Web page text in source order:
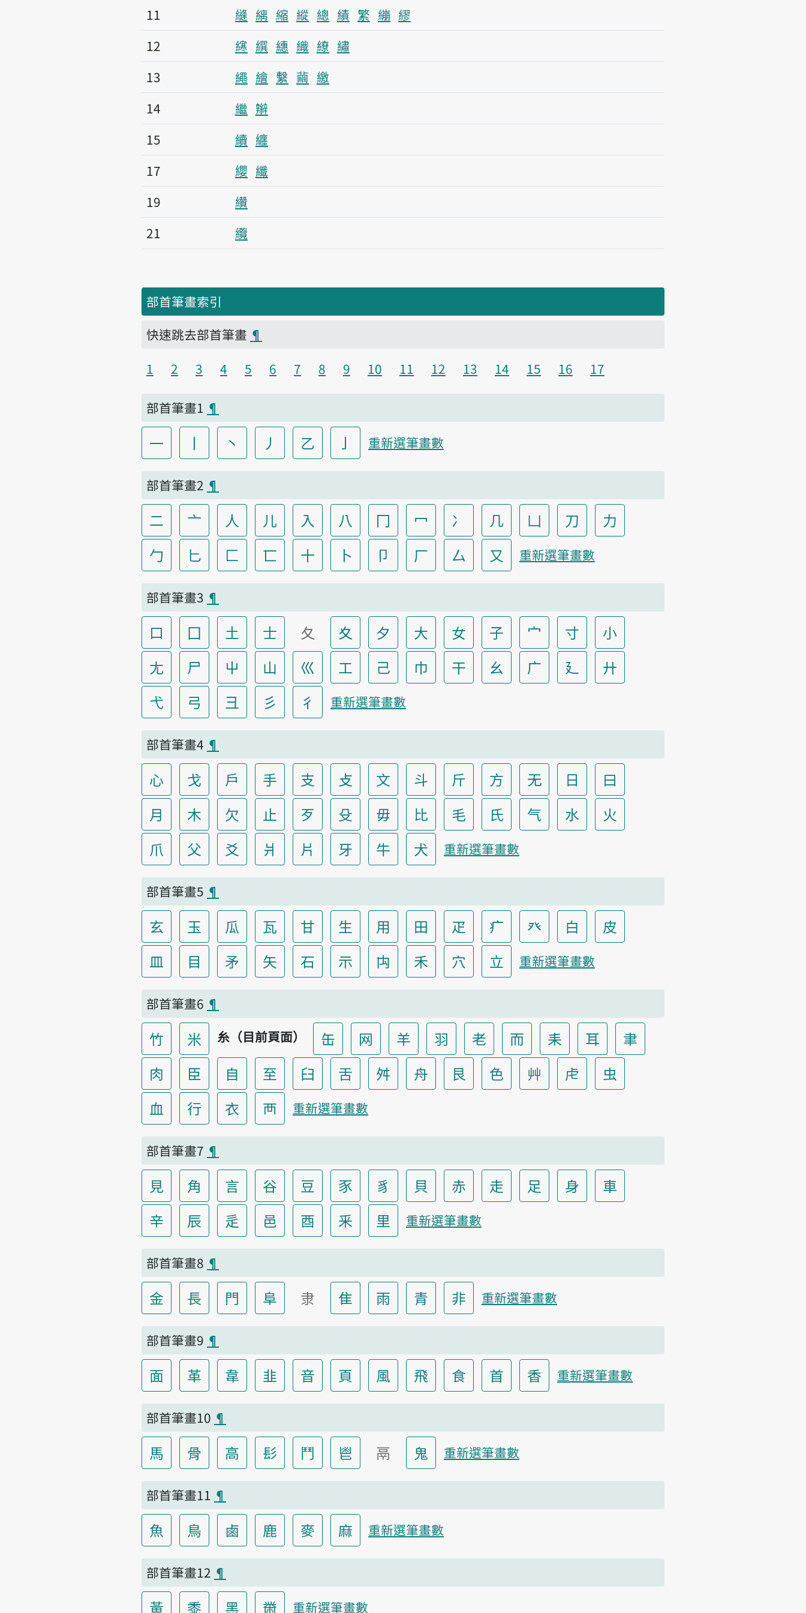
11 縫 縭 縮 縱 總 績 繁 繃 繆
12
𫟂 繏 繐 織 繚 繡
13
繩 繪 繫 繭 繳
14
繼 辮
15
續 纏
17
纓 纖
19
纘
21
纜
部首筆畫索引
快速跳去部首筆畫 ¶
1
2 3 4 5 6 7 8 9 10 11 12 13 14 15 16 17
部首筆畫1 ¶
一 丨 丶 丿 乙 亅 重新選筆畫數
部首筆畫2 ¶
二 亠 人 儿 入 八 冂 冖 冫 几 凵 刀
力
勹
匕 匚 匸 十 卜 卩 厂 厶 又 重新選筆畫數
部首筆畫3 ¶
口 囗 土 士 夂 夊 夕 大 女 子 宀 寸
小
尢
尸 屮 山 巛 工 己 巾 干 幺 广 廴
廾
弋
弓 彐 彡 彳 重新選筆畫數
部首筆畫4 ¶
心 戈 戶 手 支 攴 文 斗 斤 方 无 日
曰
月
木 欠 止 歹 殳 毋 比 毛 氏 气 水
火
爪
父 爻 爿 片 牙 牛 犬 重新選筆畫數
部首筆畫5 ¶
玄 玉 瓜 瓦 甘 生 用 田 疋 疒 癶 白
皮
皿
目 矛 矢 石 示 禸 禾 穴 立 重新選筆畫數
部首筆畫6 ¶
竹 米 糸（目前頁面） 缶 网 羊 羽 老 而 耒 耳
聿
肉
臣 自 至 臼 舌 舛 舟 艮 色 艸 虍
虫
血
行 衣 襾 重新選筆畫數
部首筆畫7 ¶
見 角 言 谷 豆 豕 豸 貝 赤 走 足 身
車
辛
辰 辵 邑 酉 釆 里 重新選筆畫數
部首筆畫8 ¶
金 長 門 阜 隶 隹 雨 青 非 重新選筆畫數
部首筆畫9 ¶
面 革 韋 韭 音 頁 風 飛 食 首 香 重新選筆畫數
部首筆畫10 ¶
馬 骨 高 髟 鬥 鬯 鬲 鬼 重新選筆畫數
部首筆畫11 ¶
魚 鳥 鹵 鹿 麥 麻 重新選筆畫數
部首筆畫12 ¶
黃 黍 黑 黹 重新選筆畫數